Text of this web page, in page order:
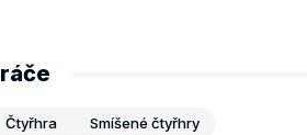
Čtyřhra Smíšené čtyřhry